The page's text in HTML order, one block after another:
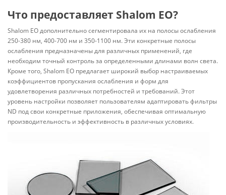
Что предоставляет Shalom EO?
Shalom EO дополнительно сегментировала их на полосы ослабления
250-380 нм, 400-700 нм и 350-1100 нм. Эти конкретные полосы
ослабления предназначены для различных применений, где
необходим точный контроль за определенными длинами волн света.
Кроме того, Shalom EO предлагает широкий выбор настраиваемых
коэффициентов пропускания ослабления и форм для
удовлетворения различных потребностей и требований. Этот
уровень настройки позволяет пользователям адаптировать фильтры
ND под свои конкретные приложения, обеспечивая оптимальную
производительность и эффективность в различных условиях.